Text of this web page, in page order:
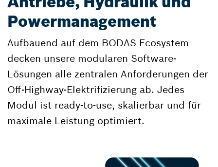
Powermanagement
Aufbauend auf dem BODAS Ecosystem
decken unsere modularen Software-
Lösungen alle zentralen Anforderungen der
Off-Highway-Elektrifizierung ab. Jedes
Modul ist ready-to-use, skalierbar und für
maximale Leistung optimiert.